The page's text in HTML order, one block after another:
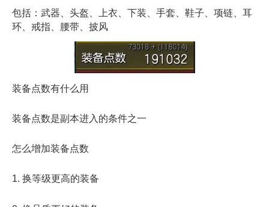
包括：武器、头盔、上衣、下装、手套、鞋子、项链、耳
环、戒指、腰带、披风
装备点数有什么用
装备点数是副本进入的条件之一
怎么增加装备点数
1. 换等级更高的装备